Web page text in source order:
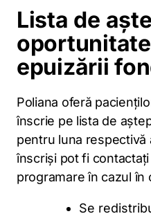
Lista de
epuizării
Poliana oferă
înscrie pe lista de
pentru luna respectivă
înscriși pot fi
programare în cazul în
Se